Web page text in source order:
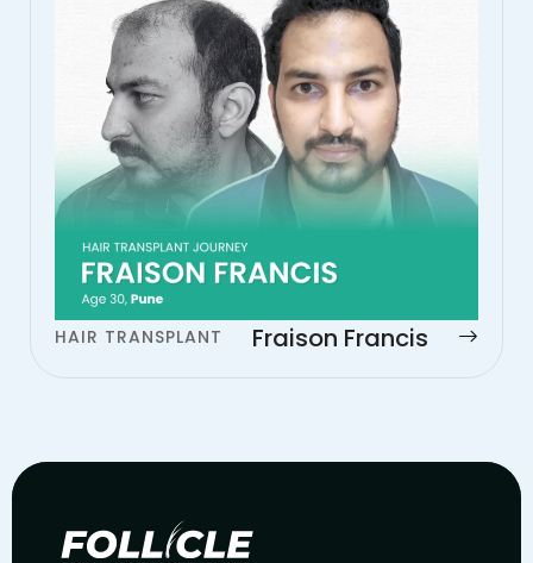
HAIR TRANSPLANT Fraison Francis